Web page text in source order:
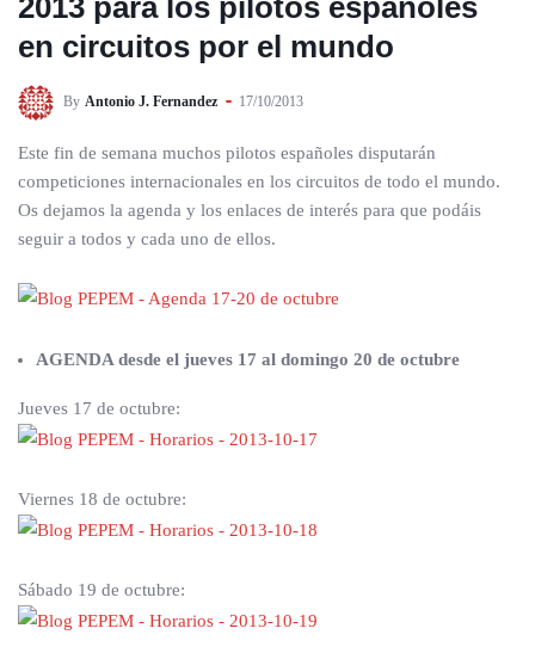
2013 para los pilotos españoles
en circuitos por el mundo
By Antonio J. Fernandez 17/10/2013
Este fin de semana muchos pilotos españoles disputarán
competiciones internacionales en los circuitos de todo el mundo.
Os dejamos la agenda y los enlaces de interés para que podáis
seguir a todos y cada uno de ellos.
AGENDA desde el jueves 17 al domingo 20 de octubre
Jueves 17 de octubre:
Viernes 18 de octubre:
Sábado 19 de octubre: